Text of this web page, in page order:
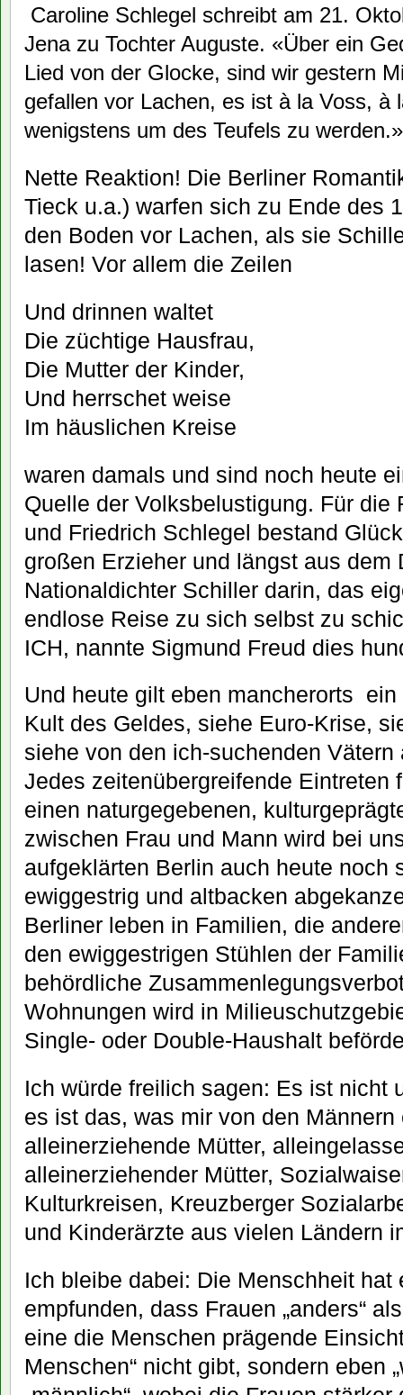
Caroline Schlegel schreibt am 21.
Jena zu Tochter Auguste. «Über ein
Lied von der Glocke, sind wir gestern
gefallen vor Lachen, es ist à la Voss, à
wenigstens um des Teufels zu werden.»
Nette Reaktion! Die Berliner
Tieck u.a.) warfen sich zu Ende des
den Boden vor Lachen, als sie
lasen! Vor allem die Zeilen
Und drinnen waltet
Die züchtige Hausfrau,
Die Mutter der Kinder,
Und herrschet weise
Im häuslichen Kreise
waren damals und sind noch heute
Quelle der Volksbelustigung. Für die
und Friedrich Schlegel bestand
großen Erzieher und längst aus dem
Nationaldichter Schiller darin, das
endlose Reise zu sich selbst zu
ICH, nannte Sigmund Freud dies
Und heute gilt eben mancherorts ein
Kult des Geldes, siehe Euro-Krise,
siehe von den ich-suchenden
Jedes zeitenübergreifende Eintreten
einen naturgegebenen,
zwischen Frau und Mann wird bei
aufgeklärten Berlin auch heute noch
ewiggestrig und altbacken
Berliner leben in Familien, die
den ewiggestrigen Stühlen der
behördliche
Wohnungen wird in
Single- oder Double-Haushalt
Ich würde freilich sagen: Es ist nicht
es ist das, was mir von den
alleinerziehende Mütter,
alleinerziehender Mütter,
Kulturkreisen, Kreuzberger
und Kinderärzte aus vielen Ländern
Ich bleibe dabei: Die Menschheit hat
empfunden, dass Frauen „anders“
eine die Menschen prägende
Menschen“ nicht gibt, sondern eben